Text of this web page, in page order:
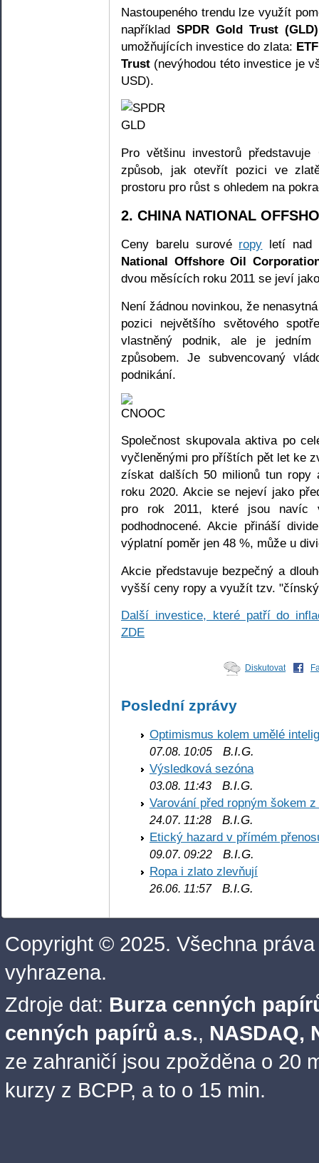
Nastoupeného trendu lze využít
napříkladSPDR Gold Trust (GLD)
umožňujících investice do zlata:
Trust (nevýhodou této investice je
USD).
Pro většinu investorů
způsob, jak otevřít pozici ve
prostoru pro růst s ohledem na
2. CHINA NATIONAL
Ceny barelu surové ropy letí nad
National Offshore Oil
dvou měsících roku 2011 se jeví
Není žádnou novinkou, že
pozici největšího světového
vlastněný podnik, ale je
způsobem. Je subvencovaný
podnikání.
Společnost skupovala aktiva po
vyčleněnými pro příštích pět let ke
získat dalších 50 milionů tun
roku 2020. Akcie se nejeví jako
pro rok 2011, které jsou navíc
podhodnocené. Akcie přináší
výplatní poměr jen 48 %, může u
Akcie představuje bezpečný a
vyšší ceny ropy a využít tzv.
Další investice, které patří do
ZDE
Diskutovat
Poslední zprávy
Optimismus kolem umělé
07.08. 10:05 B.I.G.
Výsledková sezóna
03.08. 11:43 B.I.G.
Varování před ropným šokem
24.07. 11:28 B.I.G.
Etický hazard v přímém
09.07. 09:22 B.I.G.
Ropa i zlato zlevňují
26.06. 11:57B.I.G.
Copyright © 2025. Všechna práva
vyhrazena.
Zdroje dat: Burza cenných
cenných papírů a.s., NASDAQ,
ze zahraničí jsou zpožděna o 20
kurzy z BCPP, a to o 15 min.